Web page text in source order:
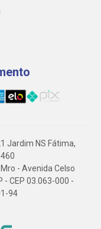
Jardim NS Fátima,
- Avenida Celso
- CEP 03.063-000 -
94